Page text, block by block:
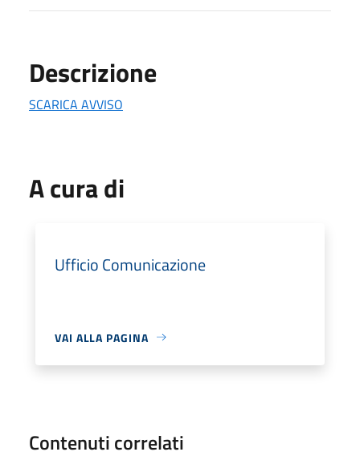
Descrizione
SCARICA AVVISO
A cura di
Ufficio Comunicazione
VAI ALLA PAGINA
Contenuti correlati